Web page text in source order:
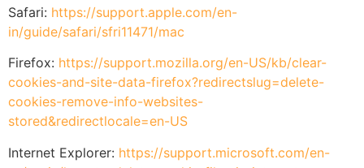
Safari: https://support.apple.com/en-
in/guide/safari/sfri11471/mac
Firefox: https://support.mozilla.org/en-US/kb/clear-
cookies-and-site-data-firefox?redirectslug=delete-
cookies-remove-info-websites-
stored&redirectlocale=en-US
Internet Explorer: https://support.microsoft.com/en-